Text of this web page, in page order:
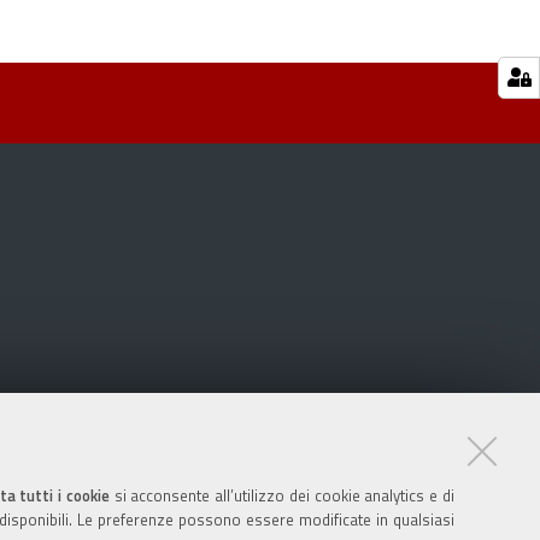
tutti i cookiesi acconsente all’utilizzo dei cookie analytics e di
Le preferenze possono essere modificate in qualsiasi